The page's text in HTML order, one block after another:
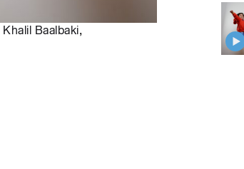
Khalil Baalbaki,